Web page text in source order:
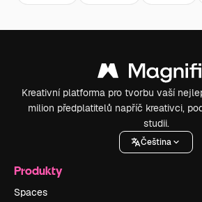
Kreativní platforma pro tvorbu vaší
milion předplatitelů napříč kreativci,
studii.
Čeština
Produkty
Spaces